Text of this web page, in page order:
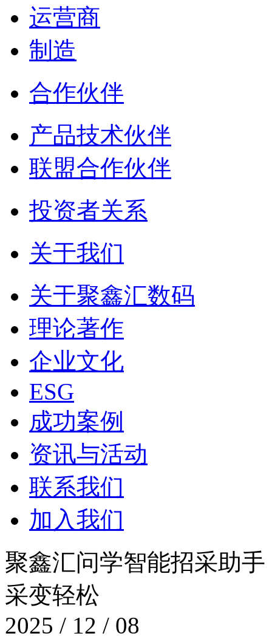
运营商
制造
合作伙伴
产品技术伙伴
联盟合作伙伴
投资者关系
关于我们
关于聚鑫汇数码
理论著作
企业文化
ESG
成功案例
资讯与活动
联系我们
加入我们
聚鑫汇问学智能招采助手
采变轻松
2025 / 12 / 08